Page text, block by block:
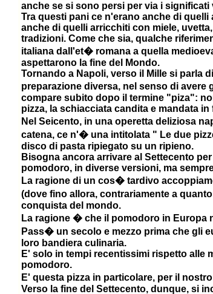
anche se si sono persi per via i
Tra questi pani ce n'erano anche di
anche di quelli arricchiti con miele,
tradizioni. Come che sia, qualche
italiana dall'et� romana a quella
aspettarono la fine del Mondo.
Tornando a Napoli, verso il Mille si parla
preparazione diversa, nel senso di
compare subito dopo il termine "piza":
pizza, la schiacciata candita e mandata
Nel Seicento, in una operetta deliziosa
catena, ce n'� una intitolata " Le due
disco di pasta ripiegato su un ripieno.
Bisogna ancora arrivare al Settecento
pomodoro, in diverse versioni, ma
La ragione di un cos� tardivo
(dove fino allora, contrariamente a
conquista del mondo.
La ragione � che il pomodoro in Europa
Pass� un secolo e mezzo prima che gli
loro bandiera culinaria.
E' solo in tempi recentissimi rispetto alle
pomodoro.
E' questa pizza in particolare, per il
Verso la fine del Settecento, dunque, si